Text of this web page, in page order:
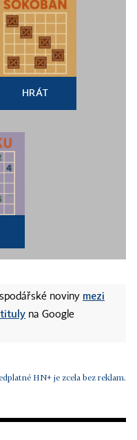
HRÁT
noviny mezi
tituly na Google
HN+ je zcela bez reklam.